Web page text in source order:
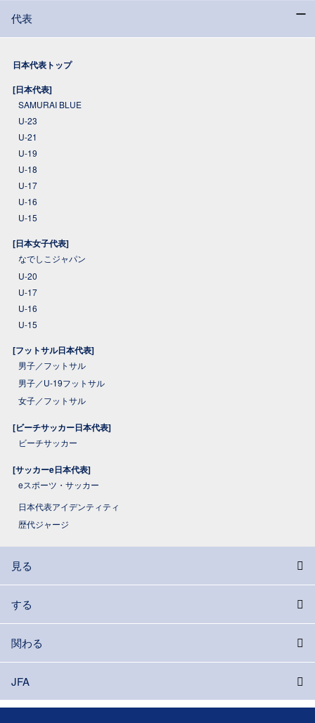
代表
日本代表トップ
[日本代表]
SAMURAI BLUE
U-23
U-21
U-19
U-18
U-17
U-16
U-15
[日本女子代表]
なでしこジャパン
U-20
U-17
U-16
U-15
[フットサル日本代表]
男子／フットサル
男子／U-19フットサル
女子／フットサル
[ビーチサッカー日本代表]
ビーチサッカー
[サッカーe日本代表]
eスポーツ・サッカー
日本代表アイデンティティ
歴代ジャージ
見る
する
関わる
JFA